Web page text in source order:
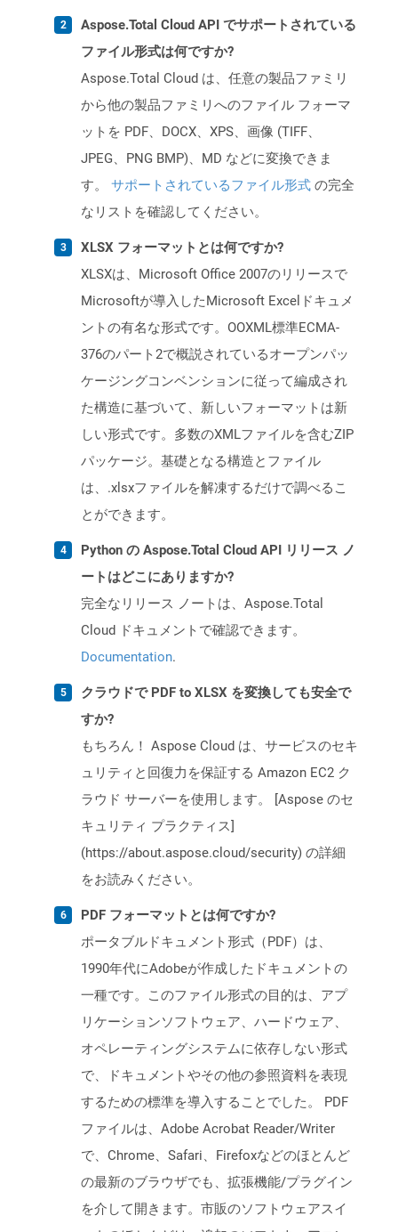
Aspose.Total Cloud API でサポートされている
ファイル形式は何ですか?
Aspose.Total Cloud は、任意の製品ファミリ
から他の製品ファミリへのファイル フォーマ
ットを PDF、DOCX、XPS、画像 (TIFF、
JPEG、PNG BMP)、MD などに変換できま
す。 サポートされているファイル形式 の完全
なリストを確認してください。
XLSX フォーマットとは何ですか?
XLSXは、Microsoft Office 2007のリリースで
Microsoftが導入したMicrosoft Excelドキュメ
ントの有名な形式です。OOXML標準ECMA-
376のパート2で概説されているオープンパッ
ケージングコンベンションに従って編成され
た構造に基づいて、新しいフォーマットは新
しい形式です。多数のXMLファイルを含むZIP
パッケージ。基礎となる構造とファイル
は、.xlsxファイルを解凍するだけで調べるこ
とができます。
Python の Aspose.Total Cloud API リリース ノ
ートはどこにありますか?
完全なリリース ノートは、Aspose.Total
Cloud ドキュメントで確認できます。
Documentation.
クラウドで PDF to XLSX を変換しても安全で
すか?
もちろん！ Aspose Cloud は、サービスのセキ
ュリティと回復力を保証する Amazon EC2 ク
ラウド サーバーを使用します。 [Aspose のセ
キュリティ プラクティス]
(https://about.aspose.cloud/security) の詳細
をお読みください。
PDF フォーマットとは何ですか?
ポータブルドキュメント形式（PDF）は、
1990年代にAdobeが作成したドキュメントの
一種です。このファイル形式の目的は、アプ
リケーションソフトウェア、ハードウェア、
オペレーティングシステムに依存しない形式
で、ドキュメントやその他の参照資料を表現
するための標準を導入することでした。 PDF
ファイルは、Adobe Acrobat Reader/Writer
で、Chrome、Safari、Firefoxなどのほとんど
の最新のブラウザでも、拡張機能/プラグイン
を介して開きます。市販のソフトウェアスイ